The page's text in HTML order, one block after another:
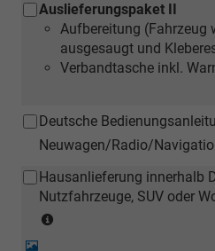
Auslieferungspaket II
Aufbereitung (Fahrzeug
ausgesaugt und
Verbandtasche inkl.
Deutsche
Neuwagen/Radio/
Hausanlieferung innerhalb
Nutzfahrzeuge, SUV oder